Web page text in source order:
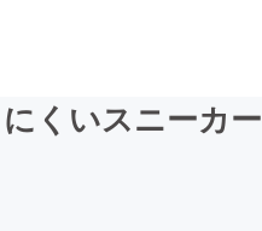
くいスニーカー